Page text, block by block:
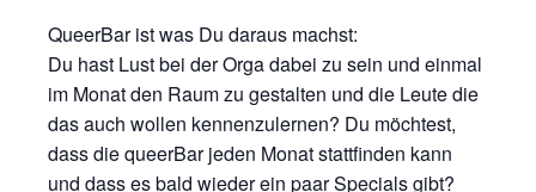
QueerBar ist was Du daraus machst:
Du hast Lust bei der Orga dabei zu sein und einmal
im Monat den Raum zu gestalten und die Leute die
das auch wollen kennenzulernen? Du möchtest,
dass die queerBar jeden Monat stattfinden kann
und dass es bald wieder ein paar Specials gibt?